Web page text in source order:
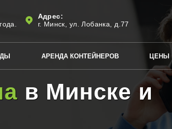
Адрес:
г. Минск, ул. Лобанка, д.77
АРЕНДА КОНТЕЙНЕРОВ ЦЕНЫ
в Минске и